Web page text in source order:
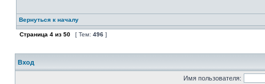
Вернуться к началу
Страница 4 из 50 [ Тем: 496 ]
Вход
Имя пользователя: